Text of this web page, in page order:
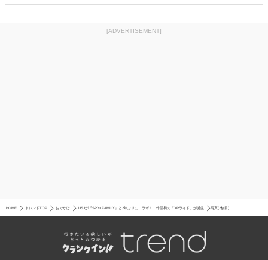
[ADVERTISEMENT]
HOME トレンドTOP おでかけ USJが『SPY×FAMILY』と2年ぶりにコラボ！ 作品初の「XRライド」が誕生 写真(2枚目)